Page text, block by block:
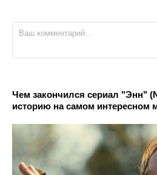
Чем закончился сериал "Энн"
историю на самом интересном